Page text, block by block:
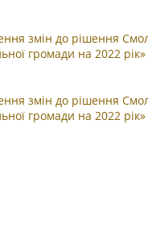
змін до рішення
громади на 2022 рік»
змін до рішення
громади на 2022 рік»